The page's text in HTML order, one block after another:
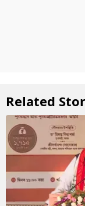
Related